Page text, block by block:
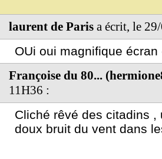
laurent de Paris a écrit, le
OUi oui magnifique écran
Françoise du 80...
11H36 :
Cliché rêvé des citadins
doux bruit du vent dans